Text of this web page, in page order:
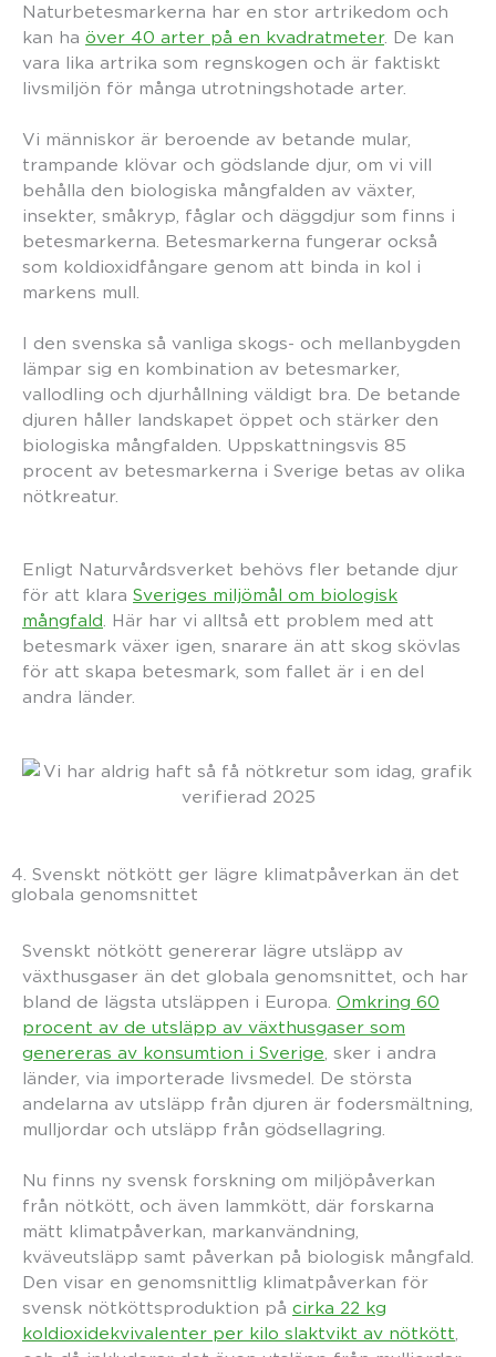
Naturbetesmarkerna har en stor artrikedom och
kan ha över 40 arter på en kvadratmeter. De kan
vara lika artrika som regnskogen och är faktiskt
livsmiljön för många utrotningshotade arter.
Vi människor är beroende av betande mular,
trampande klövar och gödslande djur, om vi vill
behålla den biologiska mångfalden av växter,
insekter, småkryp, fåglar och däggdjur som finns i
betesmarkerna. Betesmarkerna fungerar också
som koldioxidfångare genom att binda in kol i
markens mull.
I den svenska så vanliga skogs- och mellanbygden
lämpar sig en kombination av betesmarker,
vallodling och djurhållning väldigt bra. De betande
djuren håller landskapet öppet och stärker den
biologiska mångfalden. Uppskattningsvis 85
procent av betesmarkerna i Sverige betas av olika
nötkreatur.
Enligt Naturvårdsverket behövs fler betande djur
för att klara Sveriges miljömål om biologisk
mångfald . Här har vi alltså ett problem med att
betesmark växer igen, snarare än att skog skövlas
för att skapa betesmark, som fallet är i en del
andra länder.
4. Svenskt nötkött ger lägre klimatpåverkan än det
globala genomsnittet
Svenskt nötkött genererar lägre utsläpp av
växthusgaser än det globala genomsnittet, och har
bland de lägsta utsläppen i Europa. Omkring 60
procent av de utsläpp av växthusgaser som
genereras av konsumtion i Sverige , sker i andra
länder, via importerade livsmedel. De största
andelarna av utsläpp från djuren är fodersmältning,
mulljordar och utsläpp från gödsellagring.
Nu finns ny svensk forskning om miljöpåverkan
från nötkött, och även lammkött, där forskarna
mätt klimatpåverkan, markanvändning,
kväveutsläpp samt påverkan på biologisk mångfald.
Den visar en genomsnittlig klimatpåverkan för
svensk nötköttsproduktion på cirka 22 kg
koldioxidekvivalenter per kilo slaktvikt av nötkött